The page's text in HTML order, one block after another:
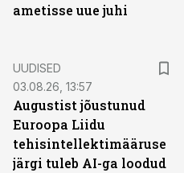
ametisse uue juhi
UUDISED
03.08.26, 13:57
Augustist jõustunud
Euroopa Liidu
tehisintellektimääruse
järgi tuleb AI-ga loodud